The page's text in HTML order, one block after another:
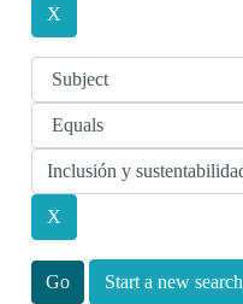
Start a new search